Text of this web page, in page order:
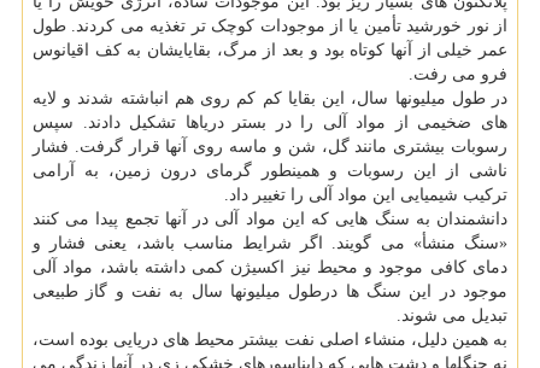
از نور خورشید تأمین یا از موجودات کوچک تر تغذیه می کردند. طول
عمر خیلی از آنها کوتاه بود و بعد از مرگ، بقایایشان به کف اقیانوس
فرو می رفت.
در طول میلیونها سال، این بقایا کم کم روی هم انباشته شدند و لایه
های ضخیمی از مواد آلی را در بستر دریاها تشکیل دادند. سپس
رسوبات بیشتری مانند گل، شن و ماسه روی آنها قرار گرفت. فشار
ناشی از این رسوبات و همینطور گرمای درون زمین، به آرامی
ترکیب شیمیایی این مواد آلی را تغییر داد.
دانشمندان به سنگ هایی که این مواد آلی در آنها تجمع پیدا می کنند
«سنگ منشأ» می گویند. اگر شرایط مناسب باشد، یعنی فشار و
دمای کافی موجود و محیط نیز اکسیژن کمی داشته باشد، مواد آلی
موجود در این سنگ ها درطول میلیونها سال به نفت و گاز طبیعی
تبدیل می شوند.
به همین دلیل، منشاء اصلی نفت بیشتر محیط های دریایی بوده است،
نه جنگلها و دشت هایی که دایناسورهای خشکی زی در آنها زندگی می